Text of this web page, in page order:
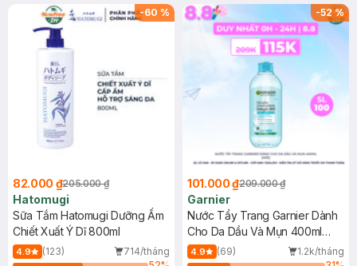
(SL có hạn)
-60 %
82.000 ₫205.000 ₫
Hatomugi
Sữa Tắm Hatomugi Dưỡng Ẩm
Chiết Xuất Ý Dĩ 800ml
4.9 (123)
714/tháng
-52%
101.000 ₫209.000 ₫
Garnier
Nước Tẩy Trang Garnier Dành
Cho Da Dầu Và Mụn 400ml
(Mới)
4.9 (69)
1.2k/tháng